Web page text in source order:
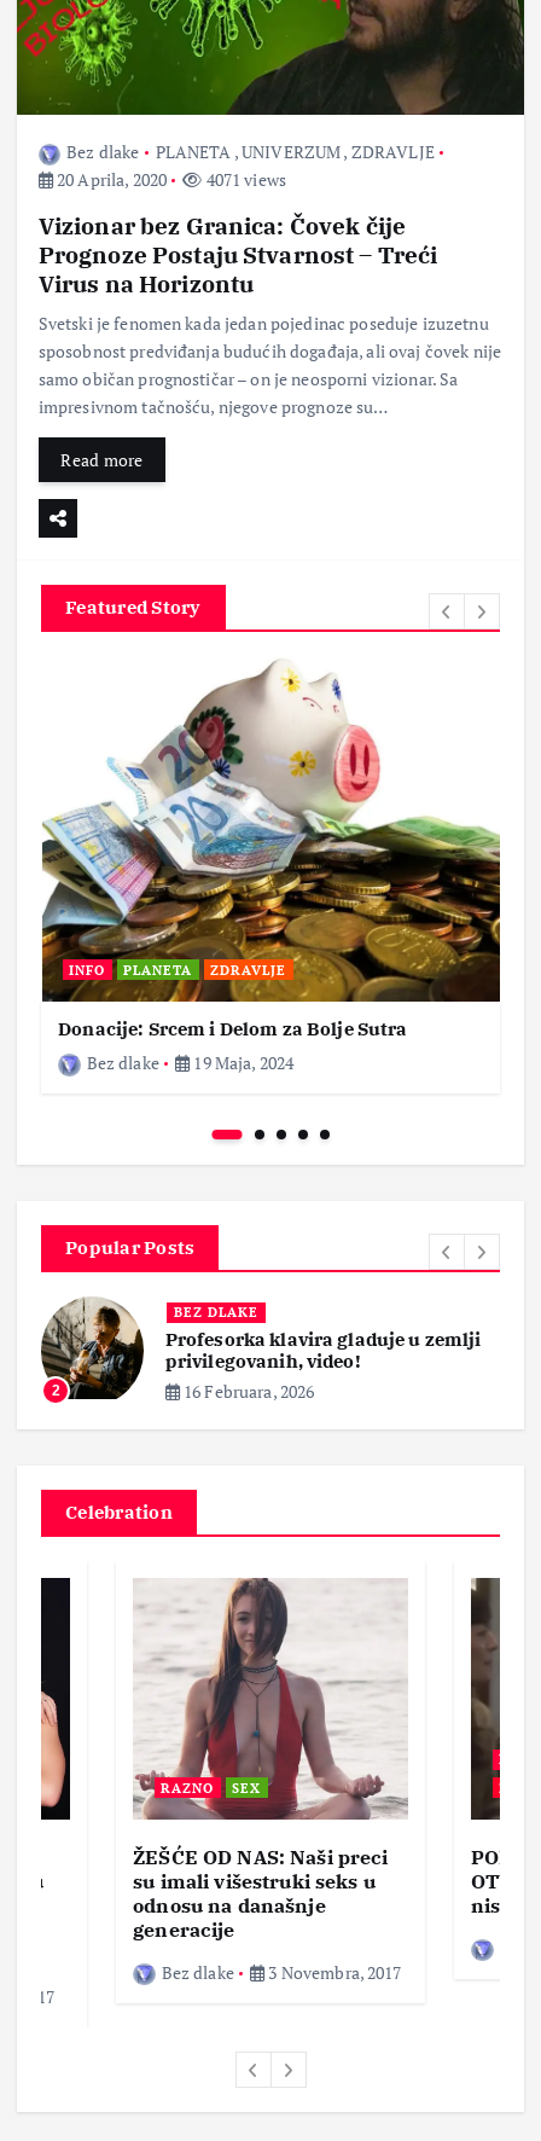
Bez dlake PLANETA ,UNIVERZUM, ZDRAVLJE
20 Aprila, 2020
4071 views
Vizionar bez Granica: Čovek čije
Prognoze Postaju Stvarnost – Treći
Virus na Horizontu
Svetski je fenomen kada jedan pojedinac poseduje izuzetnu
sposobnost predviđanja budućih događaja, ali ovaj čovek nije
samo običan prognostičar – on je neosporni vizionar. Sa
impresivnom tačnošću, njegove prognoze su…
Read more
Featured Story
INFO PLANETA ZDRAVLJE
Donacije: Srcem i Delom za Bolje Sutra
Bez dlake
19 Maja, 2024
Popular Posts
2
BEZ DLAKE
Profesorka klavira gladuje u zemlji
privilegovanih, video!
16 Februara, 2026
Celebration
u
2017
RAZNO SEX
ŽEŠĆE OD NAS: Naši preci
su imali višestruki seks u
odnosu na današnje
generacije
Bez dlake 3 Novembra, 2017
BEZ
nisam